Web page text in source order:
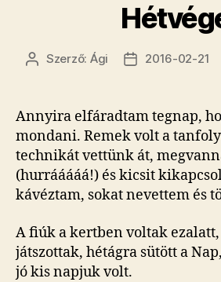
Bejegyzés
Szerző: Ági
Bejegyzés
2016-02-21
Annyira elfáradtam tegnap,
mondani. Remek volt a
technikát vettünk át,
(hurrááááá!) és kicsit
kávéztam, sokat nevettem és
A fiúk a kertben voltak
játszottak, hétágra sütött a
jó kis napjuk volt.